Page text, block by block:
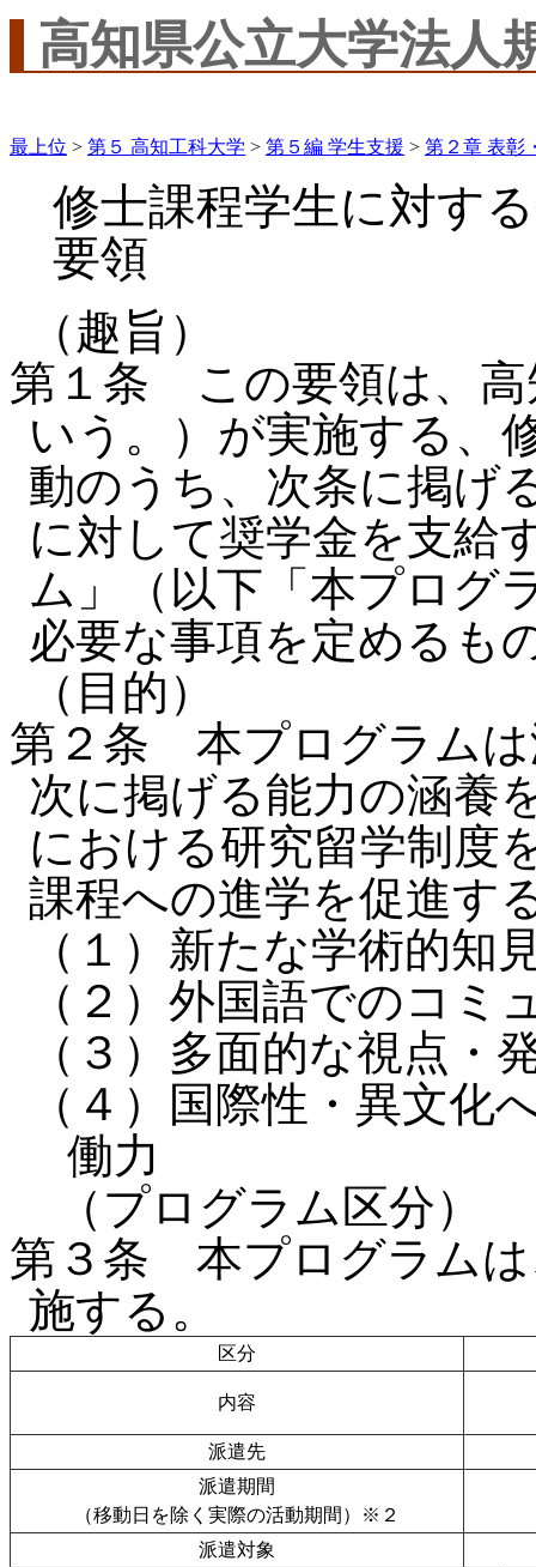
高知県公立大学法人
最上位 > 第５ 高知工科大学 > 第５編 学生支援 > 第２章 表彰
修士課程学生に対す
要領
（趣旨）
第１条 この要領は、高
いう。）が実施する、
動のうち、次条に掲げ
に対して奨学金を支給
ム」（以下「本プログ
必要な事項を定めるも
（目的）
第２条 本プログラムは
次に掲げる能力の涵養
における研究留学制度
課程への進学を促進す
（１）新たな学術的知
（２）外国語でのコミ
（３）多面的な視点・
（４）国際性・異文化
働力
（プログラム区分）
第３条 本プログラムは
施する。
区分
内容
派遣先
派遣期間
（移動日を除く実際の活動期間）※２
派遣対象